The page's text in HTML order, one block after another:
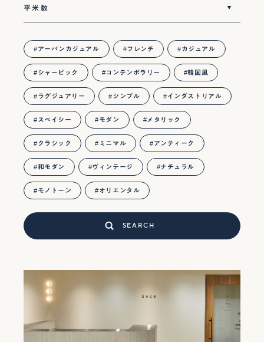
アーバンカジュアル フレンチ カジュアル
シャービック コンテンポラリー 韓国風
ラグジュアリー シンプル インダストリアル
スペイシー モダン メタリック
クラシック ミニマル アンティーク
和モダン ヴィンテージ ナチュラル
モノトーン オリエンタル
SEARCH